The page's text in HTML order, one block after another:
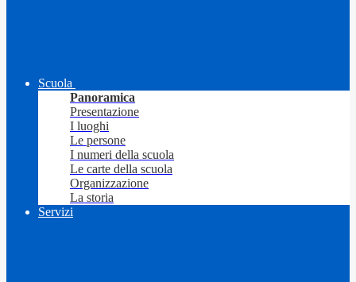
Scuola
Panoramica
Presentazione
I luoghi
Le persone
I numeri della scuola
Le carte della scuola
Organizzazione
La storia
Servizi